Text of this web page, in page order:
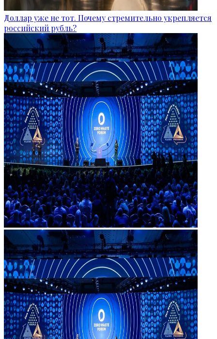
Доллар уже не тот. Почему стремительно укрепляется
российский рубль?